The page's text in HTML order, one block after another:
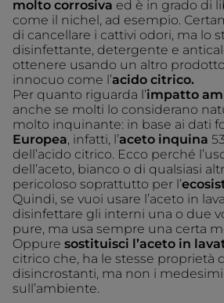
molto corrosiva ed è in grado di
come il nichel, ad esempio.
di cancellare i cattivi odori, ma lo
disinfettante, detergente e
ottenere usando un altro
innocuo come l’acido citrico.
Per quanto riguarda l’impatto
anche se molti lo considerano
molto inquinante: in base ai dati
Europea , infatti, l’aceto inquina
dell’acido citrico. Ecco perché
dell’aceto, bianco o di qualsiasi
pericoloso soprattutto per l’
Quindi, se vuoi usare l’aceto in
disinfettare gli interni una o due
pure, ma usa sempre una certa
Oppure sostituisci l’aceto in
citrico che, ha le stesse proprietà
disincrostanti, ma non i
sull’ambiente.